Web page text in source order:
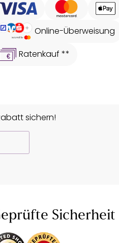
Online-Überweisung
Ratenkauf **
sichern!
Sicherheit